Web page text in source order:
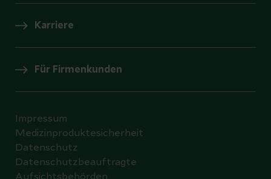
Karriere
Für Firmenkunden
Impressum
Medizinproduktesicherheit
Datenschutz
Datenschutzbeauftragte
Aufsichtsbehörden